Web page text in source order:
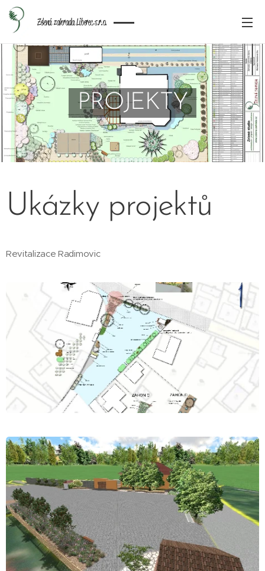
Zelená zahrada Liberec s.r.o.
PROJEKTY
Ukázky projektů
Revitalizace Radimovic